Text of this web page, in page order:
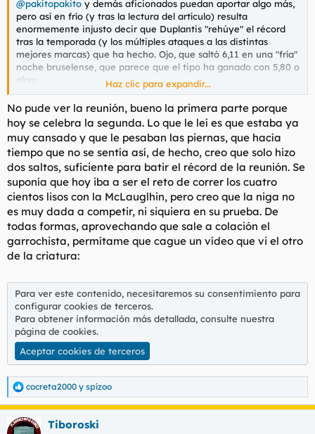
@pakitopakito y demás aficionados puedan aportar algo más,
pero así en frío (y tras la lectura del artículo) resulta
enormemente injusto decir que Duplantis "rehúye" el récord
tras la temporada (y los múltiples ataques a las distintas
mejores marcas) que ha hecho. Ojo, que saltó 6,11 en una "fría"
noche bruselense, que parece que el tipo ha ganado con 5,80 o
algo:
Duplantis se limita a ganar el diamante
y rehúye batir el récord del mundo
Haz clic para expandir...
No pude ver la reunión, bueno la primera parte porque
hoy se celebra la segunda. Lo que le leí es que estaba ya
muy cansado y que le pesaban las piernas, que hacía
tiempo que no se sentía así, de hecho, creo que solo hizo
dos saltos, suficiente para batir el récord de la reunión. Se
suponía que hoy iba a ser el reto de correr los cuatro
cientos lisos con la McLauglhin, pero creo que la niga no
es muy dada a competir, ni siquiera en su prueba. De
todas formas, aprovechando que sale a colación el
garrochista, permítame que cague un vídeo que vi el otro
de la criatura:
Para ver este contenido, necesitaremos su consentimiento para
configurar cookies de terceros.
Para obtener información más detallada, consulte nuestra
página de cookies.
Aceptar cookies de terceros
R
e
a
c
cocreta2000 y spizoo
Tiboroski